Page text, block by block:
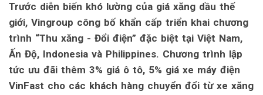
Trước diễn biến khó lường của giá xăng dầu thế
giới, Vingroup công bố khẩn cấp triển khai chương
trình “Thu xăng - Đổi điện” đặc biệt tại Việt Nam,
Ấn Độ, Indonesia và Philippines. Chương trình lập
tức ưu đãi thêm 3% giá ô tô, 5% giá xe máy điện
VinFast cho các khách hàng chuyển đổi từ xe xăng